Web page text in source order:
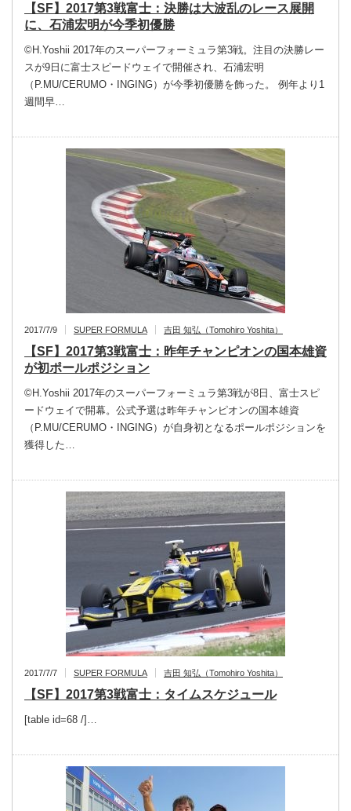
【SF】2017第3戦富士：決勝は大波乱のレース展開
に、石浦宏明が今季初優勝
©︎H.Yoshii 2017年のスーパーフォーミュラ第3戦。注目の決勝レー
スが9日に富士スピードウェイで開催され、石浦宏明
（P.MU/CERUMO・INGING）が今季初優勝を飾った。 例年より1
週間早…
2017/7/9 SUPER FORMULA 吉田 知弘（Tomohiro Yoshita）
【SF】2017第3戦富士：昨年チャンピオンの国本雄資
が初ポールポジション
©︎H.Yoshii 2017年のスーパーフォーミュラ第3戦が8日、富士スピ
ードウェイで開幕。公式予選は昨年チャンピオンの国本雄資
（P.MU/CERUMO・INGING）が自身初となるポールポジションを
獲得した…
2017/7/7 SUPER FORMULA 吉田 知弘（Tomohiro Yoshita）
【SF】2017第3戦富士：タイムスケジュール
[table id=68 /]…